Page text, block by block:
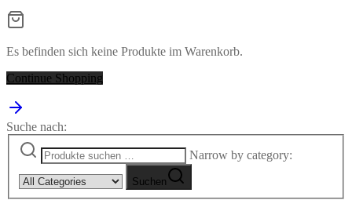
Es befinden sich keine Produkte im Warenkorb.
Continue Shopping
Suche nach:
Narrow by category:
Suchen